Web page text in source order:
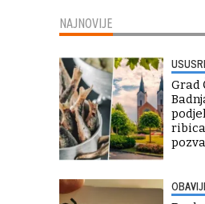
NAJNOVIJE
Grad